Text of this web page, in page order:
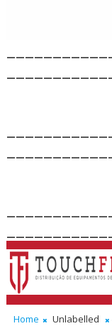
Home Unlabelled